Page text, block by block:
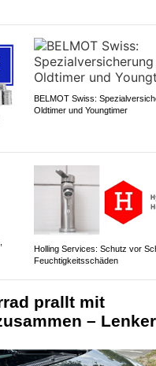
BELMOT Swiss:
Oldtimer und Youngtimer
Holling Services: Schutz vor
Feuchtigkeitsschäden
prallt mit
–